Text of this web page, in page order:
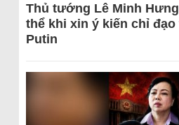
Thủ tướng Lê Minh
thể khi xin ý kiến chỉ
Putin